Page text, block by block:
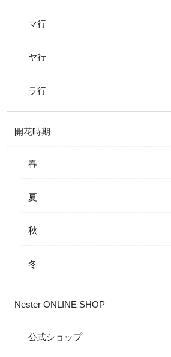
マ行
ヤ行
ラ行
開花時期
春
夏
秋
冬
Nester ONLINE SHOP
公式ショップ